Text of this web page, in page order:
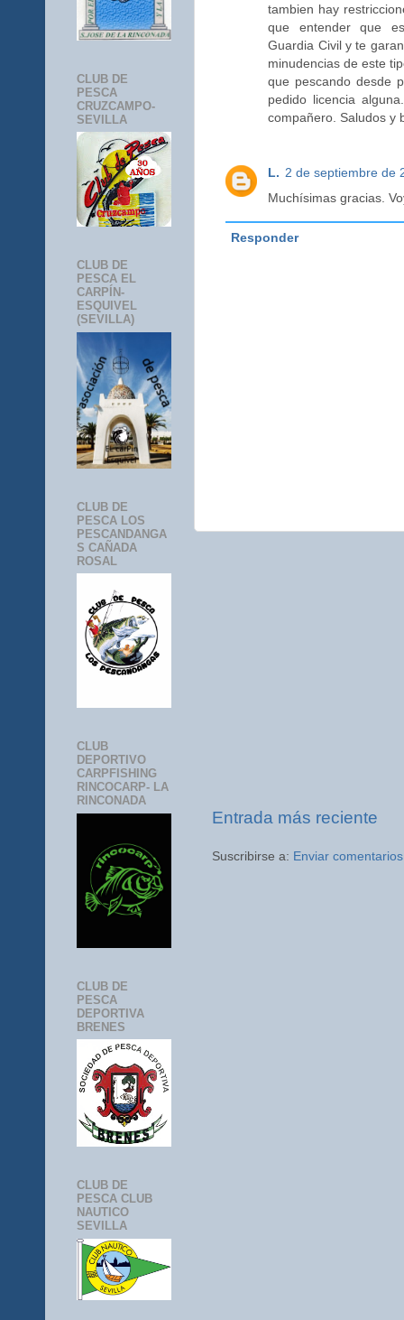
tambien hay
que entender que
Guardia Civil y te
minudencias de este
que pescando desde
pedido licencia
compañero. Saludos y
L. 2 de septiembre de
Muchísimas gracias.
Responder
Entrada más reciente
Suscribirse a: Enviar
CLUB DE
PESCA
CRUZCAMPO-
SEVILLA
CLUB DE
PESCA EL
CARPÍN-
ESQUIVEL
(SEVILLA)
CLUB DE
PESCA LOS
PESCANDANGA
S CAÑADA
ROSAL
CLUB
DEPORTIVO
CARPFISHING
RINCOCARP- LA
RINCONADA
CLUB DE
PESCA
DEPORTIVA
BRENES
CLUB DE
PESCA CLUB
NAUTICO
SEVILLA